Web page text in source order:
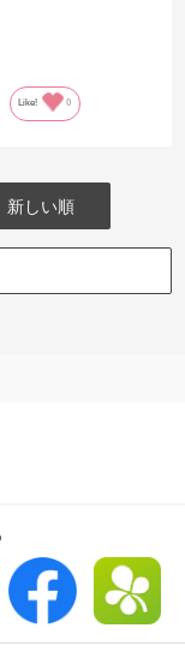
Like! 0
新しい順